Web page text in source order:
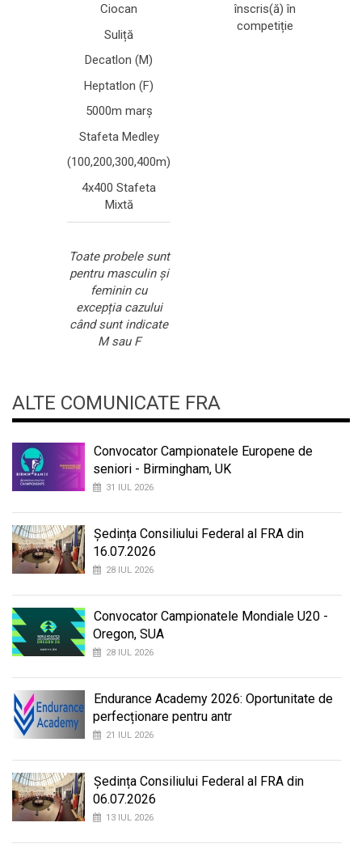
Ciocan
Suliță
Decatlon (M)
Heptatlon (F)
5000m marș
Stafeta Medley
(100,200,300,400m)
4x400 Stafeta
Mixtă
înscris(ă) în
competiție
Toate probele sunt
pentru masculin și
feminin cu
excepția cazului
când sunt indicate
M sau F
ALTE COMUNICATE FRA
Convocator Campionatele Europene de
seniori - Birmingham, UK
31 IUL 2026
Ședința Consiliului Federal al FRA din
16.07.2026
28 IUL 2026
Convocator Campionatele Mondiale U20 -
Oregon, SUA
28 IUL 2026
Endurance Academy 2026: Oportunitate de
perfecționare pentru antr
21 IUL 2026
Ședința Consiliului Federal al FRA din
06.07.2026
13 IUL 2026